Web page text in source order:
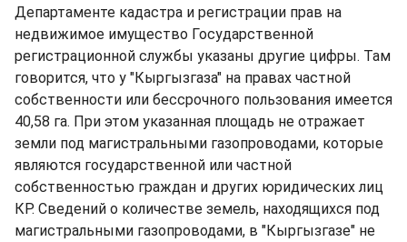
Департаменте кадастра и регистрации прав на
недвижимое имущество Государственной
регистрационной службы указаны другие цифры. Там
говорится, что у "Кыргызгаза" на правах частной
собственности или бессрочного пользования имеется
40,58 га. При этом указанная площадь не отражает
земли под магистральными газопроводами, которые
являются государственной или частной
собственностью граждан и других юридических лиц
КР. Сведений о количестве земель, находящихся под
магистральными газопроводами, в "Кыргызгазе" не